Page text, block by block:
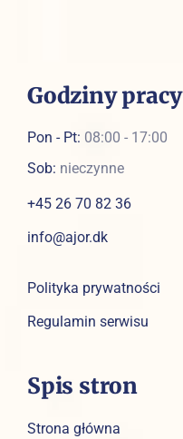
Godziny pracy
Pon - Pt: 08:00 - 17:00
Sob: nieczynne
+45 26 70 82 36
info@ajor.dk
Polityka prywatności
Regulamin serwisu
Spis stron
Strona główna